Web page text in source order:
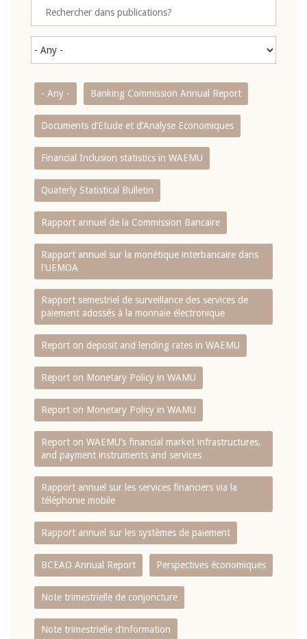
- Any - Banking Commission Annual Report
Documents d’Etude et d’Analyse Economiques
Financial Inclusion statistics in WAEMU
Quaterly Statistical Bulletin
Rapport annuel de la Commission Bancaire
Rapport annuel sur la monétique interbancaire dans
l'UEMOA
Rapport semestriel de surveillance des services de
paiement adossés à la monnaie électronique
Report on deposit and lending rates in WAEMU
Report on Monetary Policy in WAMU
Report on Monetary Policy in WAMU
Report on WAEMU’s financial market infrastructures,
and payment instruments and services
Rapport annuel sur les services financiers via la
téléphonie mobile
Rapport annuel sur les systèmes de paiement
BCEAO Annual Report Perspectives économiques
Note trimestrielle de conjoncture
Note trimestrielle d‘information